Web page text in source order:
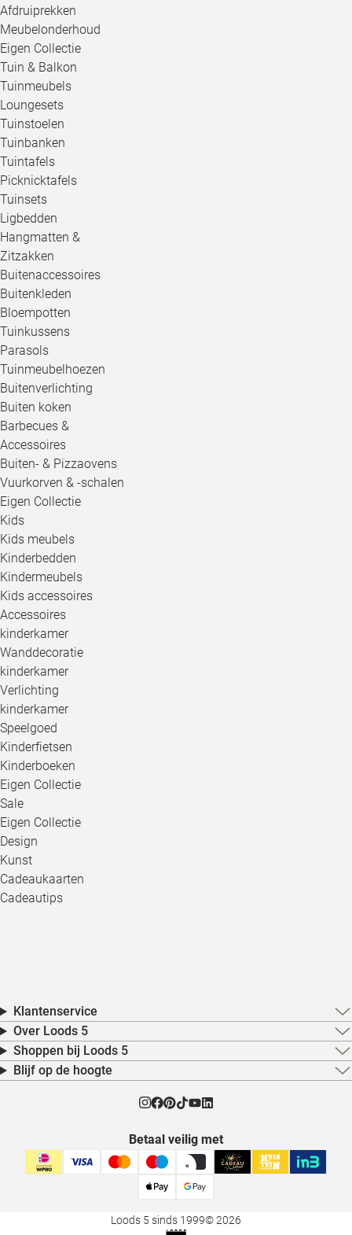
Afdruiprekken
Meubelonderhoud
Eigen Collectie
Tuin & Balkon
Tuinmeubels
Loungesets
Tuinstoelen
Tuinbanken
Tuintafels
Picknicktafels
Tuinsets
Ligbedden
Hangmatten &
Zitzakken
Buitenaccessoires
Buitenkleden
Bloempotten
Tuinkussens
Parasols
Tuinmeubelhoezen
Buitenverlichting
Buiten koken
Barbecues &
Accessoires
Buiten- & Pizzaovens
Vuurkorven & -schalen
Eigen Collectie
Kids
Kids meubels
Kinderbedden
Kindermeubels
Kids accessoires
Accessoires
kinderkamer
Wanddecoratie
kinderkamer
Verlichting
kinderkamer
Speelgoed
Kinderfietsen
Kinderboeken
Eigen Collectie
Sale
Eigen Collectie
Design
Kunst
Cadeaukaarten
Cadeautips
Klantenservice
Over Loods 5
Shoppen bij Loods 5
Blijf op de hoogte
Betaal veilig met
Loods 5 sinds 1999© 2026